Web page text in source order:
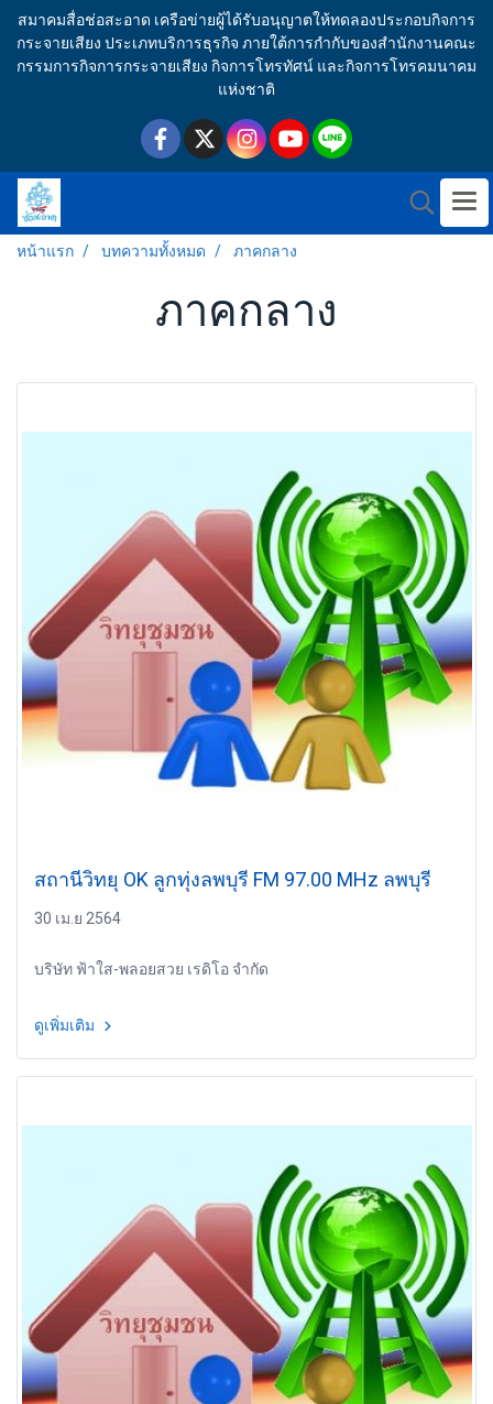
สมาคมสื่อช่อสะอาด เครือข่ายผู้ได้รับอนุญาตให้ทดลองประกอบกิจการ
กระจายเสียง ประเภทบริการธุรกิจ ภายใต้การกำกับของสำนักงานคณะ
กรรมการกิจการกระจายเสียง กิจการโทรทัศน์ และกิจการโทรคมนาคม
แห่งชาติ
หน้าแรก บทความทั้งหมด ภาคกลาง
ภาคกลาง
สถานีวิทยุ OK ลูกทุ่งลพบุรี FM 97.00 MHz ลพบุรี
30 เม.ย 2564
บริษัท ฟ้าใส-พลอยสวย เรดิโอ จำกัด
ดูเพิ่มเติม